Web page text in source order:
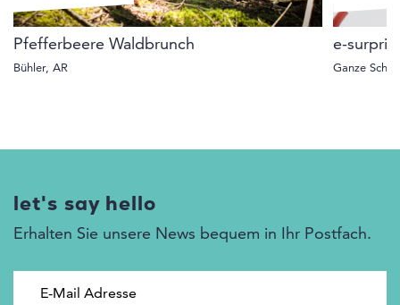
Pfefferbeere Waldbrunch
Bühler, AR
e-
Ganze
let's say hello
Erhalten Sie unsere News bequem in Ihr Postfach.